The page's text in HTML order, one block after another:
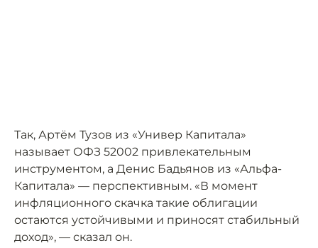
Так, Артём Тузов из «Универ Капитала»
называет ОФЗ 52002 привлекательным
инструментом, а Денис Бадьянов из «Альфа-
Капитала» — перспективным. «В момент
инфляционного скачка такие облигации
остаются устойчивыми и приносят стабильный
доход», — сказал он.